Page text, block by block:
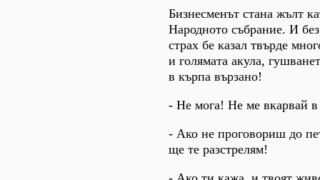
Бизнесменът стана жълт
Народното събрание. И
страх бе казал твърде
и голямата акула,
в кърпа вързано!
- Не мога! Не ме вкарвай в
- Ако не проговориш до
ще те разстрелям!